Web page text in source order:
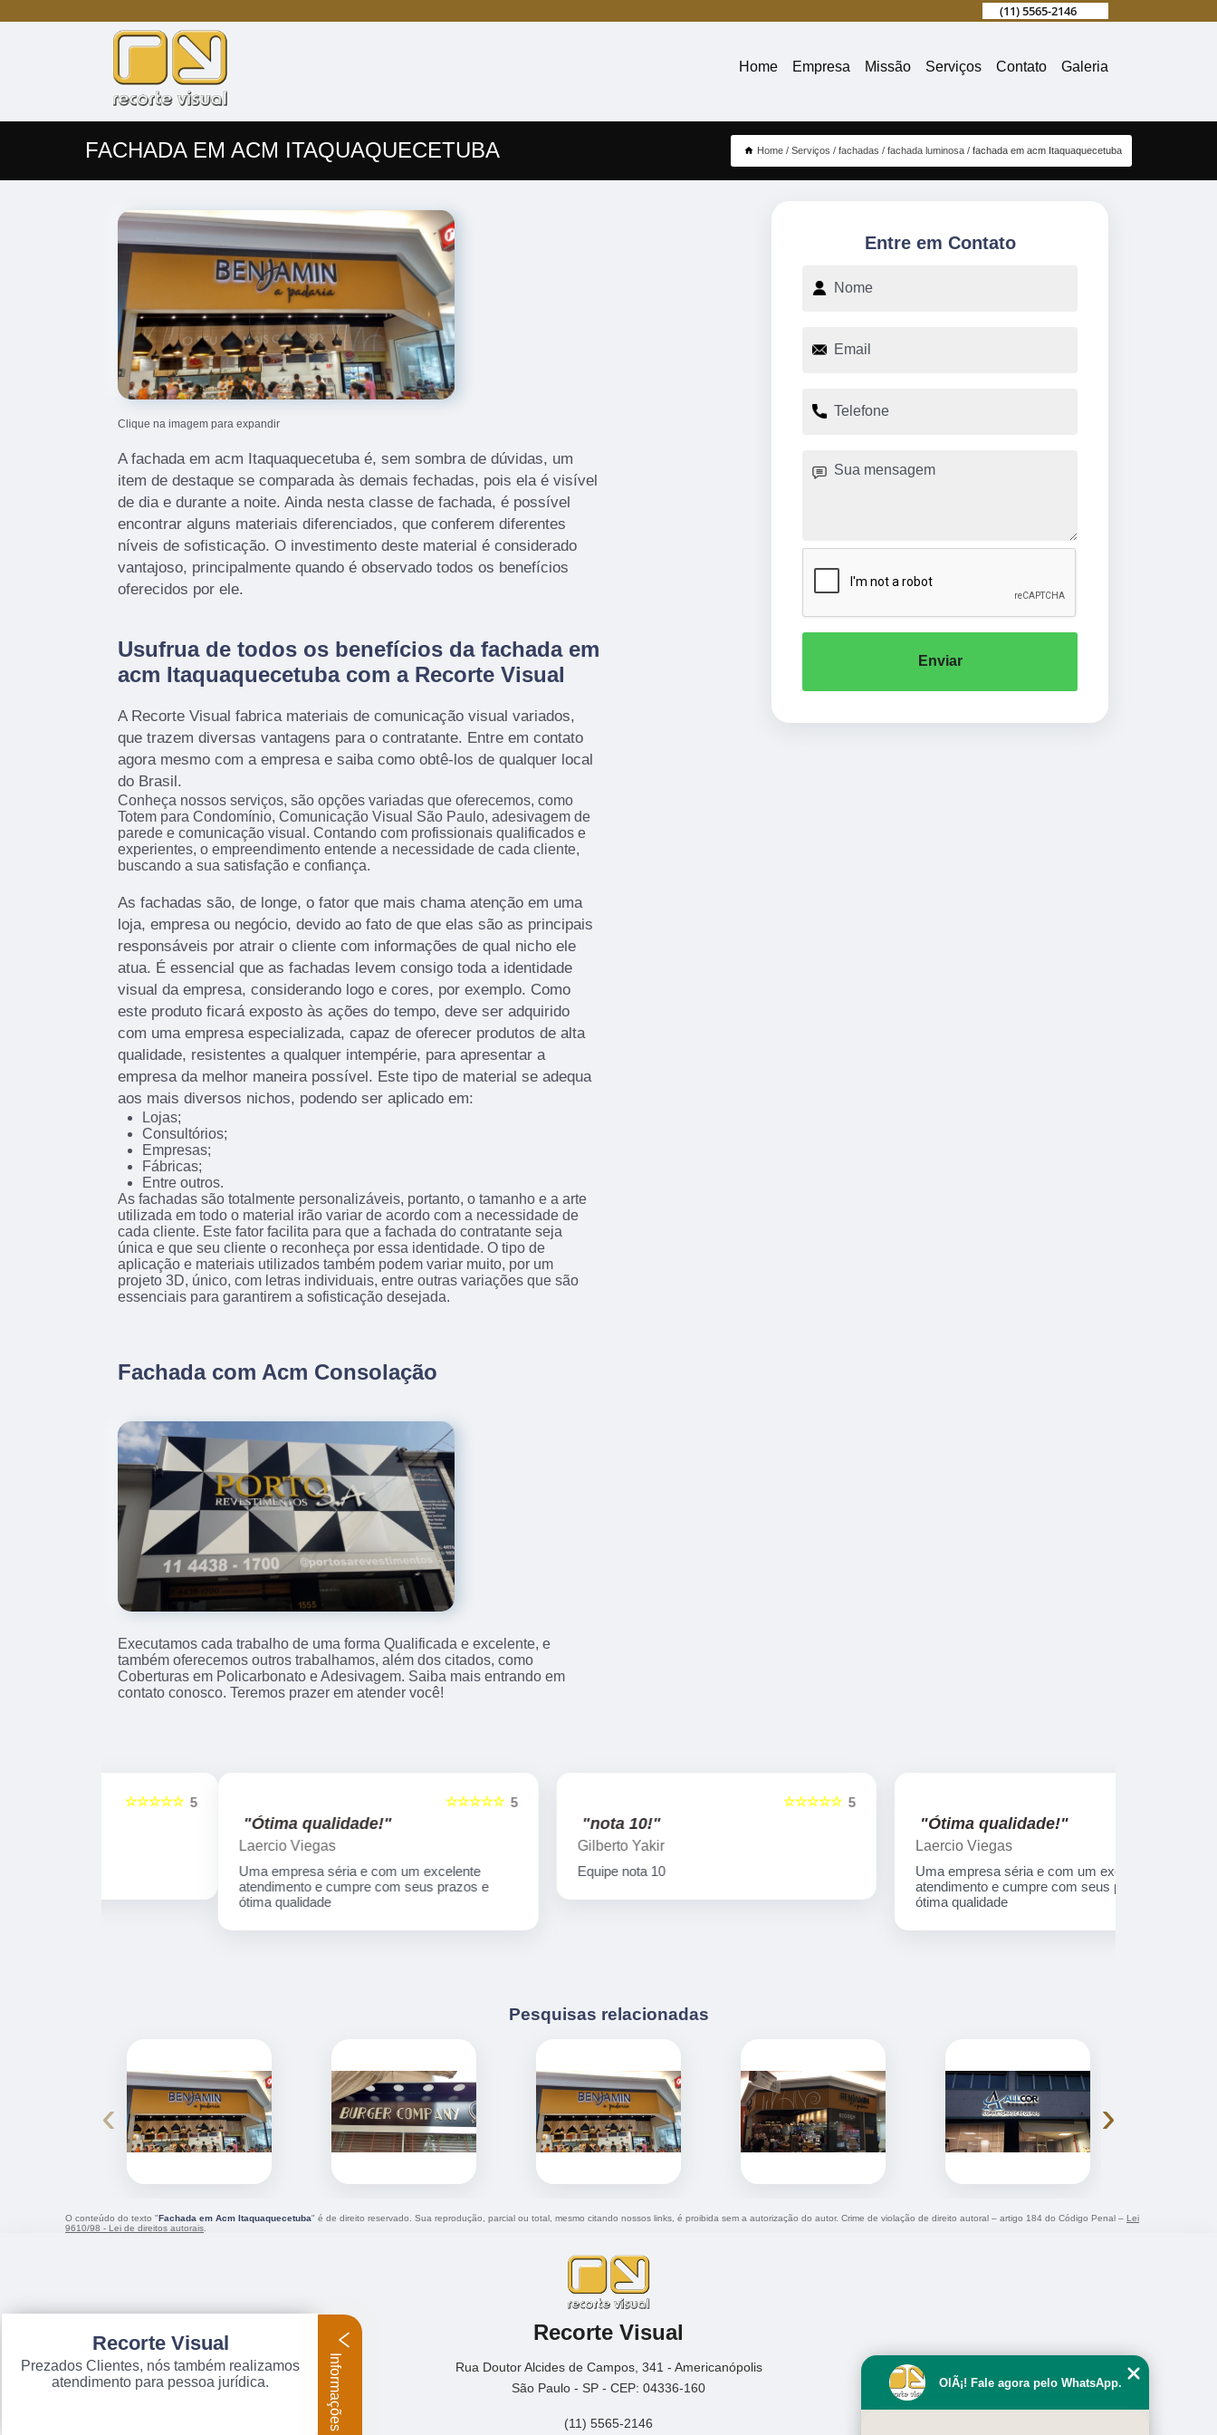
(11) 5565-2146
Home Empresa Missão Serviços Contato Galeria
FACHADA EM ACM ITAQUAQUECETUBA Home Serviços fachadas fachada luminosa fachada em acm Itaquaquecetuba
Clique na imagem para expandir
A fachada em acm Itaquaquecetuba é, sem sombra de dúvidas, um
item de destaque se comparada às demais fechadas, pois ela é visível
de dia e durante a noite. Ainda nesta classe de fachada, é possível
encontrar alguns materiais diferenciados, que conferem diferentes
níveis de sofisticação. O investimento deste material é considerado
vantajoso, principalmente quando é observado todos os benefícios
oferecidos por ele.
Usufrua de todos os benefícios da fachada em
acm Itaquaquecetuba com a Recorte Visual
A Recorte Visual fabrica materiais de comunicação visual variados,
que trazem diversas vantagens para o contratante. Entre em contato
agora mesmo com a empresa e saiba como obtê-los de qualquer local
do Brasil.
Conheça nossos serviços, são opções variadas que oferecemos, como
Totem para Condomínio, Comunicação Visual São Paulo, adesivagem de
parede e comunicação visual. Contando com profissionais qualificados e
experientes, o empreendimento entende a necessidade de cada cliente,
buscando a sua satisfação e confiança.
As fachadas são, de longe, o fator que mais chama atenção em uma
loja, empresa ou negócio, devido ao fato de que elas são as principais
responsáveis por atrair o cliente com informações de qual nicho ele
atua. É essencial que as fachadas levem consigo toda a identidade
visual da empresa, considerando logo e cores, por exemplo. Como
este produto ficará exposto às ações do tempo, deve ser adquirido
com uma empresa especializada, capaz de oferecer produtos de alta
qualidade, resistentes a qualquer intempérie, para apresentar a
empresa da melhor maneira possível. Este tipo de material se adequa
aos mais diversos nichos, podendo ser aplicado em:
Lojas;
Consultórios;
Empresas;
Fábricas;
Entre outros.
As fachadas são totalmente personalizáveis, portanto, o tamanho e a arte
utilizada em todo o material irão variar de acordo com a necessidade de
cada cliente. Este fator facilita para que a fachada do contratante seja
única e que seu cliente o reconheça por essa identidade. O tipo de
aplicação e materiais utilizados também podem variar muito, por um
projeto 3D, único, com letras individuais, entre outras variações que são
essenciais para garantirem a sofisticação desejada.
Fachada com Acm Consolação
Executamos cada trabalho de uma forma Qualificada e excelente, e
também oferecemos outros trabalhamos, além dos citados, como
Coberturas em Policarbonato e Adesivagem. Saiba mais entrando em
contato conosco. Teremos prazer em atender você!
Entre em Contato
Enviar
"Ótima qualidade!"
Uma empresa séria e com um excelente
atendimento e cumpre com seus prazos e
ótima qualidade
Equipe nota 10
"Ótima qualidade!"
Uma empresa séria e com um excelente
atendimento e cumpre com seus prazos e
ótima qualidade
Pesquisas relacionadas
‹ ›
O conteúdo do texto "Fachada em Acm Itaquaquecetuba" é de direito reservado. Sua reprodução, parcial ou total, mesmo citando nossos links, é proibida sem a autorização do autor. Crime de violação de direito autoral – artigo 184 do Código Penal – Lei
9610/98 - Lei de direitos autorais
Recorte Visual
Rua Doutor Alcides de Campos, 341 - Americanópolis
São Paulo - SP - CEP: 04336-160
(11) 5565-2146
OlÃ¡! Fale agora pelo WhatsApp.
Recorte Visual
Prezados Clientes, nós também realizamos
atendimento para pessoa jurídica.
Informações